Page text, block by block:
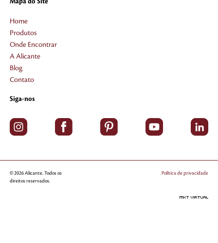
Home
Produtos
Onde Encontrar
A Alicante
Blog
Contato
Siga-nos
© 2026 Alicante. Todos os
direitos reservados.
Política de privacidade